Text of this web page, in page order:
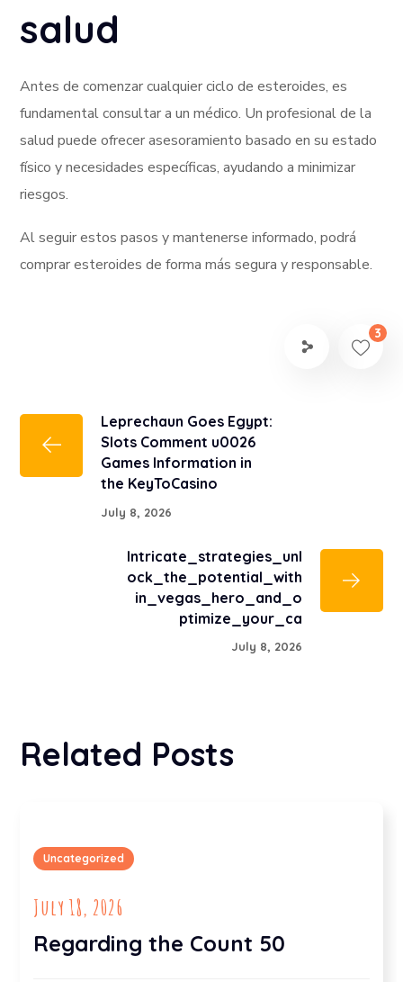
salud
Antes de comenzar cualquier ciclo de esteroides, es
fundamental consultar a un médico. Un profesional de la
salud puede ofrecer asesoramiento basado en su estado
físico y necesidades específicas, ayudando a minimizar
riesgos.
Al seguir estos pasos y mantenerse informado, podrá
comprar esteroides de forma más segura y responsable.
3
Leprechaun Goes Egypt:
Slots Comment u0026
Games Information in
the KeyToCasino
July 8, 2026
Intricate_strategies_unl
ock_the_potential_with
in_vegas_hero_and_o
ptimize_your_ca
July 8, 2026
Related Posts
Uncategorized
July 18, 2026
Regarding the Count 50